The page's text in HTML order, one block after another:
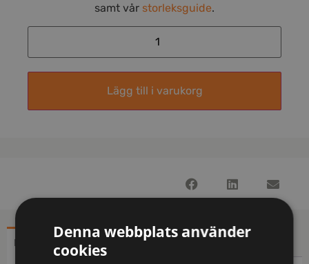
samt vår storleksguide.
Lägg till i varukorg
BESKRIVNING YTTERLIGARE INFORMATION
Denna webbplats använder
cookies